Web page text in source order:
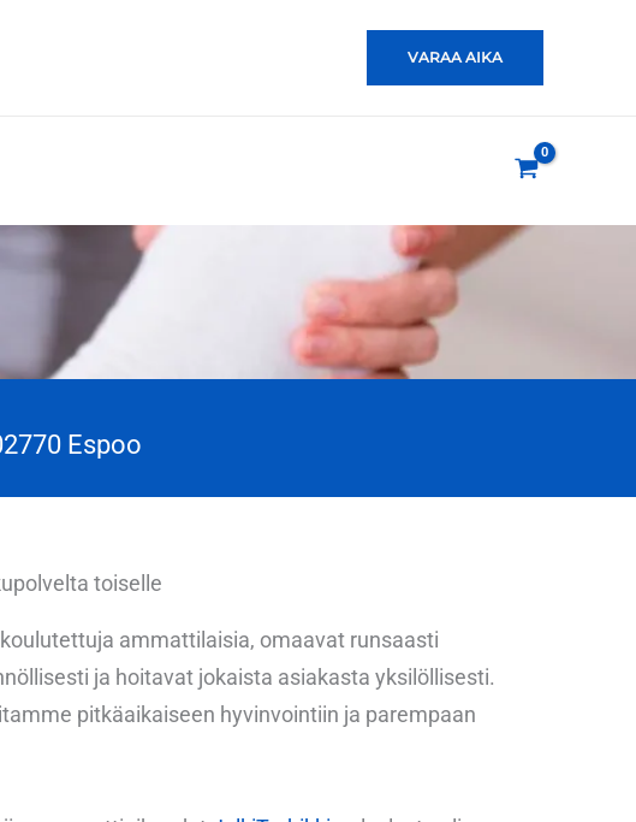
VARAA AIKA
Espoo
toiselle
ammattilaisia, omaavat runsaasti
ja hoitavat jokaista asiakasta yksilöllisesti.
pitkäaikaiseen hyvinvointiin ja parempaan